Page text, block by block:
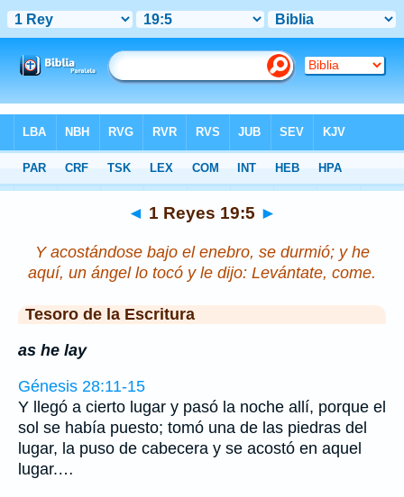
>1 Reyes Capítulo 19 > Verso 5
◄ 1 Reyes 19:5 ►
Y acostándose bajo el enebro, se durmió; y he
aquí, un ángel lo tocó y le dijo: Levántate, come.
Tesoro de la Escritura
as he lay
Génesis 28:11-15
Y llegó a cierto lugar y pasó la noche allí, porque el
sol se había puesto; tomó una de las piedras del
lugar, la puso de cabecera y se acostó en aquel
lugar.…